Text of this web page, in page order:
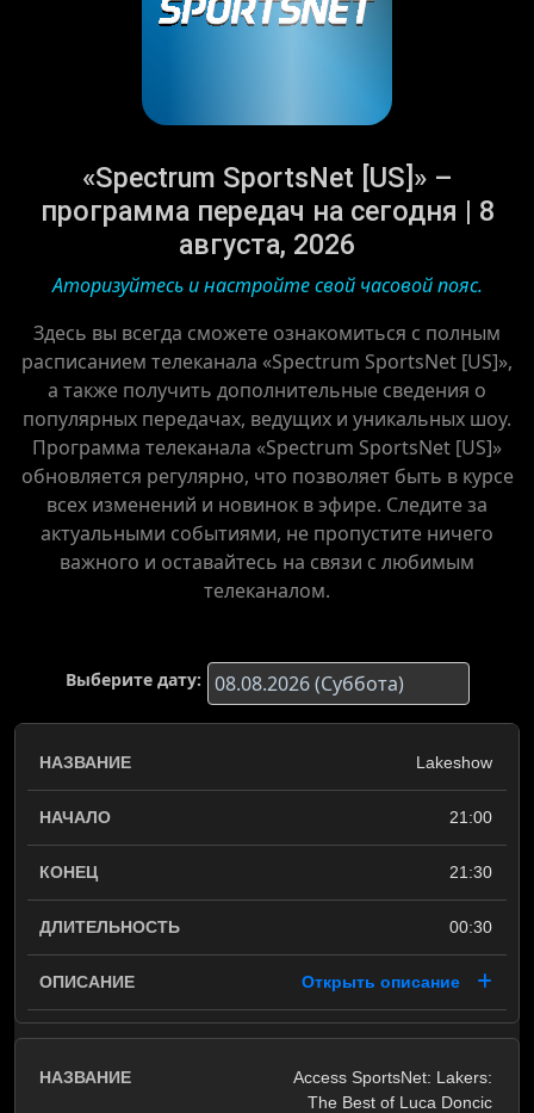
«Spectrum SportsNet [US]» –
программа передач на сегодня | 8
августа, 2026
Аторизуйтесь и настройте свой часовой пояс.
Здесь вы всегда сможете ознакомиться с полным
расписанием телеканала «Spectrum SportsNet [US]»,
а также получить дополнительные сведения о
популярных передачах, ведущих и уникальных шоу.
Программа телеканала «Spectrum SportsNet [US]»
обновляется регулярно, что позволяет быть в курсе
всех изменений и новинок в эфире. Следите за
актуальными событиями, не пропустите ничего
важного и оставайтесь на связи с любимым
телеканалом.
Выберите дату:
Lakeshow
21:00
21:30
00:30
Открыть описание
Access SportsNet: Lakers:
The Best of Luca Doncic